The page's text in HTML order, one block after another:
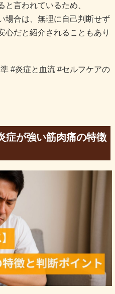
と言われているため、
場合は、無理に自己判断せず
心だと紹介されることもあり
#炎症と血流 #セルフケアの
症が強い筋肉痛の特徴